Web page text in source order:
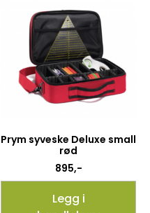
Prym syveske Deluxe small
rød
895,-
Legg i